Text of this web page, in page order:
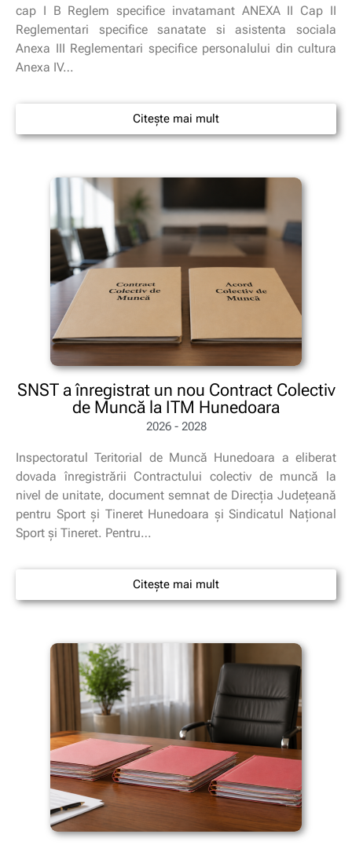
cap I B Reglem specifice invatamant ANEXA II Cap II
Reglementari specifice sanatate si asistenta sociala
Anexa III Reglementari specifice personalului din cultura
Anexa IV…
Citește mai mult
SNST a înregistrat un nou Contract Colectiv
de Muncă la ITM Hunedoara
2026 - 2028
Inspectoratul Teritorial de Muncă Hunedoara a eliberat
dovada înregistrării Contractului colectiv de muncă la
nivel de unitate, document semnat de Direcția Județeană
pentru Sport și Tineret Hunedoara și Sindicatul Național
Sport și Tineret. Pentru…
Citește mai mult